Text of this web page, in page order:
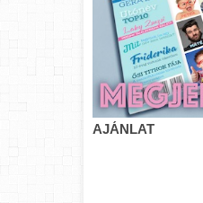
AJÁNLAT